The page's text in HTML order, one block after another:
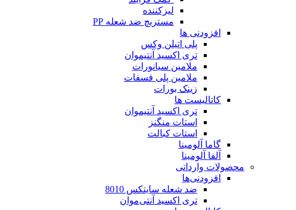
لیزکننده
مستربچ ضد شعله PP
افزودنی ها
پلی اتیلن وکس
تری اکسید آنتیموان
ملامین سیانورات
ملامین پلی فسفات
زینک بورات
کاتالیست ها
تری اکسید آنتیموان
استات منگنز
استات کبالت
گاما آلومینا
آلفا آلومینا
محصولات وارداتی
افزودنی‌ها
ضد شعله سایتکس 8010
تری اکسید آنتی‌موان